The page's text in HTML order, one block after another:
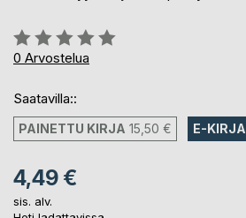
Arvostelu::
0%
0 Arvostelua
Saatavilla::
PAINETTU KIRJA 15,50 € E-KIRJA
4,49 €
sis. alv.